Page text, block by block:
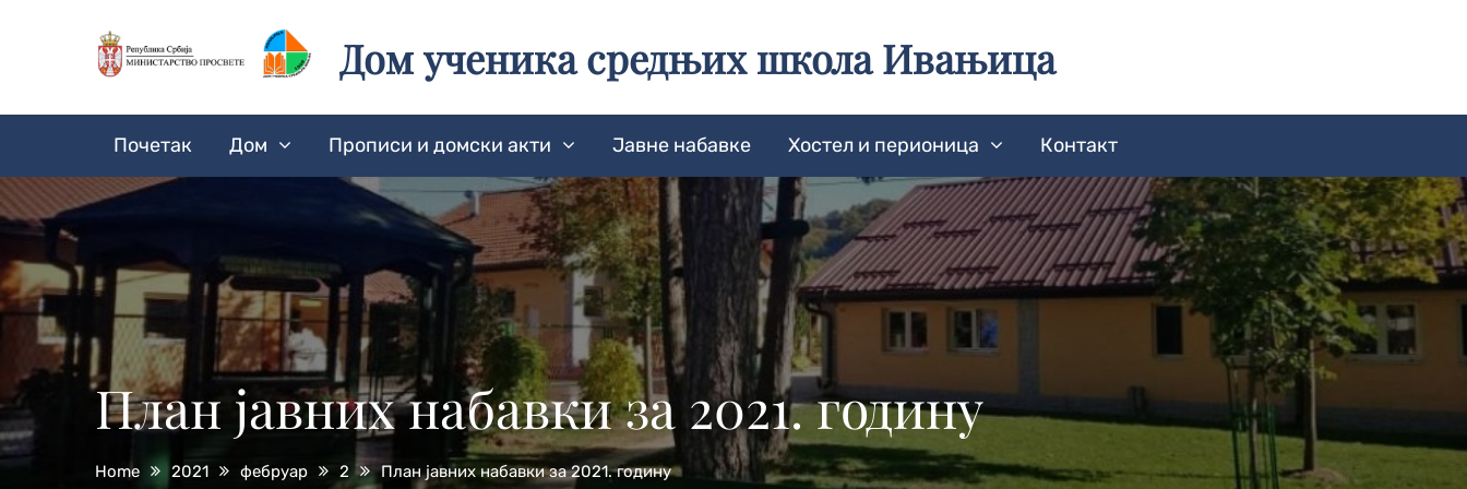
Дом ученика средњих школа Ивањица
Почетак Дом Прописи и домски акти Јавне набавке Хостел и перионица Контакт
План јавних набавки за 2021. годину
Home 2021 фебруар 2 План јавних набавки за 2021. годину